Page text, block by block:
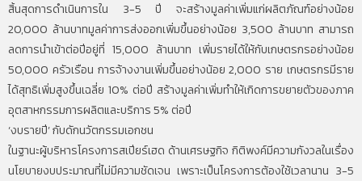
สิ้นสุดการดำเนินการใน 3-5 ปี จะสร้างมูลค่าเพิ่มแก่ผลิตภัณฑ์อย่างน้อย
20,000 ล้านบาทมูลค่าการส่งออกเพิ่มขึ้นอย่างน้อย 3,500 ล้านบาท สามารถ
ลดการนำเข้าต่อปีอยู่ที่ 15,000 ล้านบาท เพิ่มรายได้ให้กับเกษตรกรอย่างน้อย
50,000 ครัวเรือน การจ้างงานเพิ่มขึ้นอย่างน้อย 2,000 ราย เกษตรกรมีราย
ได้สุทธิเพิ่มสูงขึ้นเฉลี่ย 10% ต่อปี สร้างมูลค่าเพิ่มทำให้เกิดการขยายตัวของภาค
อุตสาหกรรมการผลิตและบริการ 5% ต่อปี
‘งบรายปี’ กับดักนวัตกรรมเอกชน
ในฐานะผู้บริหารโครงการสเปียร์เฮด ด้านเศรษฐกิจ กิติพงค์มีความกังวลในเรื่อง
นโยบายงบประมาณที่ไม่มีความชัดเจน เพราะเป็นโครงการต้องใช้เวลานาน 3-5